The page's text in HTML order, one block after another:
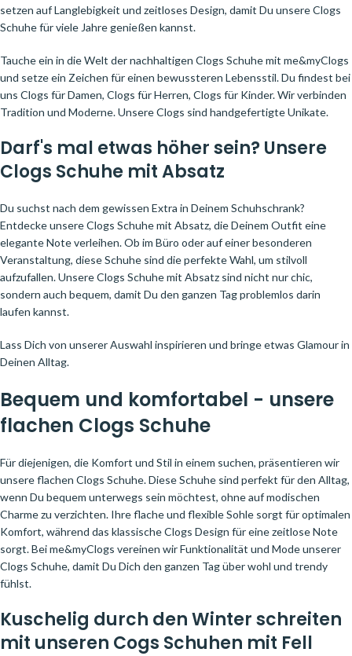
setzen auf Langlebigkeit und zeitloses Design, damit Du unsere Clogs
Schuhe für viele Jahre genießen kannst.
Tauche ein in die Welt der nachhaltigen Clogs Schuhe mit me&myClogs
und setze ein Zeichen für einen bewussteren Lebensstil. Du findest bei
uns Clogs für Damen, Clogs für Herren, Clogs für Kinder. Wir verbinden
Tradition und Moderne. Unsere Clogs sind handgefertigte Unikate.
Darf's mal etwas höher sein? Unsere
Clogs Schuhe mit Absatz
Du suchst nach dem gewissen Extra in Deinem Schuhschrank?
Entdecke unsere Clogs Schuhe mit Absatz, die Deinem Outfit eine
elegante Note verleihen. Ob im Büro oder auf einer besonderen
Veranstaltung, diese Schuhe sind die perfekte Wahl, um stilvoll
aufzufallen. Unsere Clogs Schuhe mit Absatz sind nicht nur chic,
sondern auch bequem, damit Du den ganzen Tag problemlos darin
laufen kannst.
Lass Dich von unserer Auswahl inspirieren und bringe etwas Glamour in
Deinen Alltag.
Bequem und komfortabel - unsere
flachen Clogs Schuhe
Für diejenigen, die Komfort und Stil in einem suchen, präsentieren wir
unsere flachen Clogs Schuhe. Diese Schuhe sind perfekt für den Alltag,
wenn Du bequem unterwegs sein möchtest, ohne auf modischen
Charme zu verzichten. Ihre flache und flexible Sohle sorgt für optimalen
Komfort, während das klassische Clogs Design für eine zeitlose Note
sorgt. Bei me&myClogs vereinen wir Funktionalität und Mode unserer
Clogs Schuhe, damit Du Dich den ganzen Tag über wohl und trendy
fühlst.
Kuschelig durch den Winter schreiten
mit unseren Cogs Schuhen mit Fell